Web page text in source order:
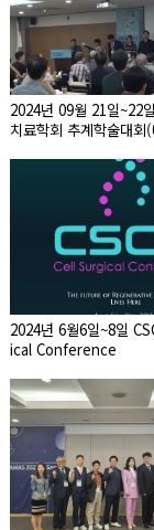
2024년 09월 21일~22
치료학회 추계학술대회
2024년 6월6일~8일
ical Conference